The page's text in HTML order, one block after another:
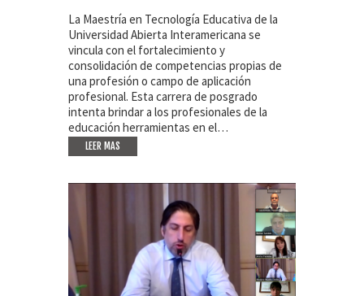
La Maestría en Tecnología Educativa de la
Universidad Abierta Interamericana se
vincula con el fortalecimiento y
consolidación de competencias propias de
una profesión o campo de aplicación
profesional. Esta carrera de posgrado
intenta brindar a los profesionales de la
educación herramientas en el…
LEER MAS